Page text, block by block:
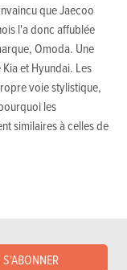
S'ABONNER
que Jaecoo
l'a donc affublée
Omoda. Une
et Hyundai. Les
voie stylistique,
les
similaires à celles de
nous aborderons la